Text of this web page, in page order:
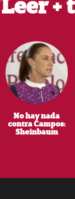
Leer +
No hay nada
contra Campos:
Sheinbaum